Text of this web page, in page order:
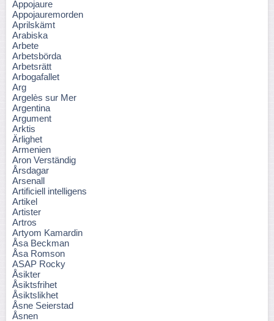
Appojaure
Appojauremorden
Aprilskämt
Arabiska
Arbete
Arbetsbörda
Arbetsrätt
Arbogafallet
Arg
Argelès sur Mer
Argentina
Argument
Arktis
Ärlighet
Armenien
Aron Verständig
Årsdagar
Arsenall
Artificiell intelligens
Artikel
Artister
Artros
Artyom Kamardin
Åsa Beckman
Åsa Romson
ASAP Rocky
Åsikter
Åsiktsfrihet
Åsiktslikhet
Åsne Seierstad
Åsnen